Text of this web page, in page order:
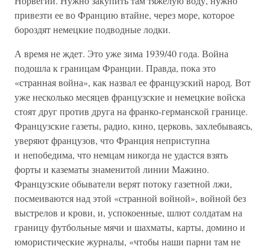
привезти ее во Францию втайне, через море, которое
бороздят немецкие подводные лодки.
А время не ждет. Это уже зима 1939/40 года. Война
подошла к границам Франции. Правда, пока это
«странная война», как назвал ее французский народ. Вот
уже несколько месяцев французские и немецкие войска
стоят друг против друга на франко-германской границе.
Французские газеты, радио, кино, церковь, захлебываясь,
уверяют французов, что Франция неприступна
и непобедима, что немцам никогда не удастся взять
форты и казематы знаменитой линии Мажино.
Французские обыватели верят потоку газетной лжи,
посмеиваются над этой «странной войной», войной без
выстрелов и крови, и, успокоенные, шлют солдатам на
границу футбольные мячи и шахматы, карты, домино и
юмористические журналы, «чтобы наши парни там не